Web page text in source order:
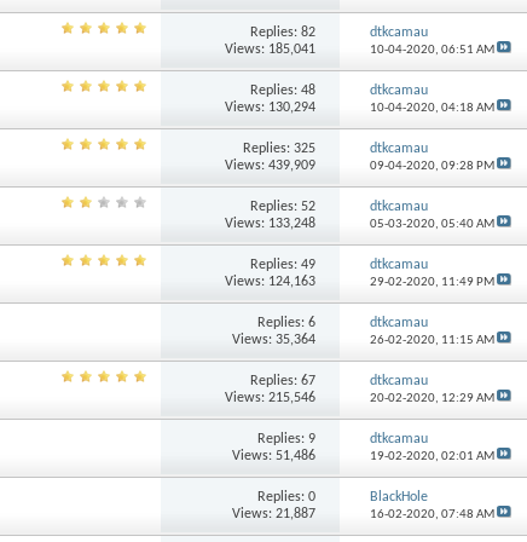
Replies: 82
Views: 185,041
dtkcamau
10-04-2020, 06:51 AM
Replies: 48
Views: 130,294
dtkcamau
10-04-2020, 04:18 AM
Replies: 325
Views: 439,909
dtkcamau
09-04-2020, 09:28 PM
Replies: 52
Views: 133,248
dtkcamau
05-03-2020, 05:40 AM
Replies: 49
Views: 124,163
dtkcamau
29-02-2020, 11:49 PM
Replies: 6
Views: 35,364
dtkcamau
26-02-2020, 11:15 AM
Replies: 67
Views: 215,546
dtkcamau
20-02-2020, 12:29 AM
Replies: 9
Views: 51,486
dtkcamau
19-02-2020, 02:01 AM
Replies: 0
Views: 21,887
BlackHole
16-02-2020, 07:48 AM